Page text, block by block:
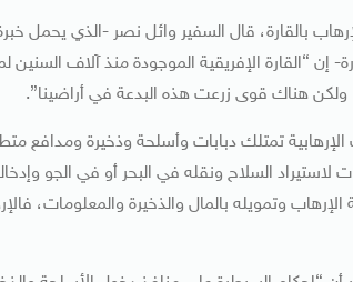
إن “القارة الإفريقية الموجودة منذ آلاف
ولكن هناك قوى زرعت هذه البدعة في أراضينا”.
تمتلك دبابات وأسلحة وذخيرة ومدافع
السلاح ونقله في البحر أو في الجو
الإرهاب وتمويله بالمال والذخيرة والمعلومات،